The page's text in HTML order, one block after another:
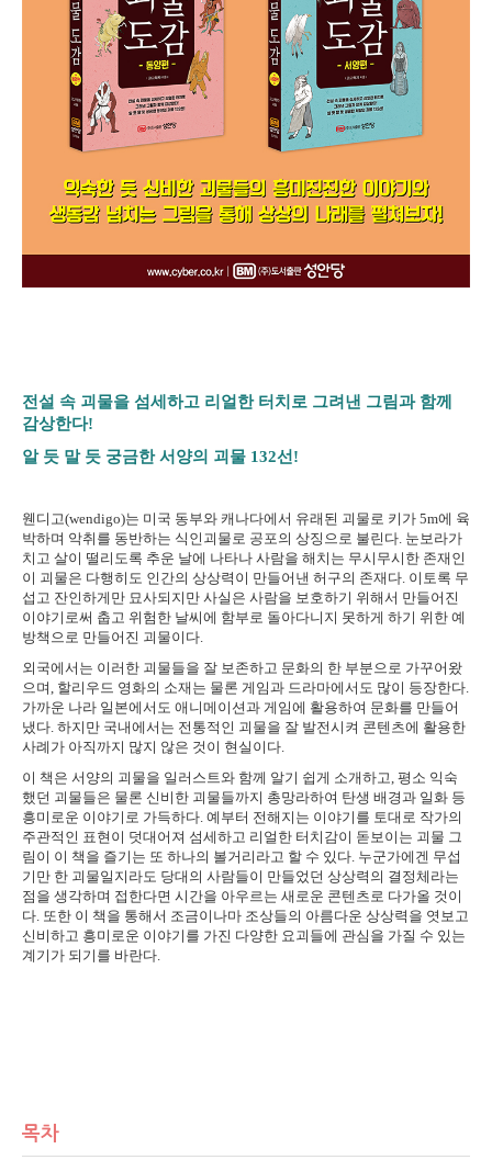
전설 속 괴물을 섬세하고 리얼한 터치로 그려낸 그림과 함께
감상한다!
알 듯 말 듯 궁금한 서양의 괴물 132선!
웬디고(wendigo)는 미국 동부와 캐나다에서 유래된 괴물로 키가 5m에 육
박하며 악취를 동반하는 식인괴물로 공포의 상징으로 불린다. 눈보라가
치고 살이 떨리도록 추운 날에 나타나 사람을 해치는 무시무시한 존재인
이 괴물은 다행히도 인간의 상상력이 만들어낸 허구의 존재다. 이토록 무
섭고 잔인하게만 묘사되지만 사실은 사람을 보호하기 위해서 만들어진
이야기로써 춥고 위험한 날씨에 함부로 돌아다니지 못하게 하기 위한 예
방책으로 만들어진 괴물이다.
외국에서는 이러한 괴물들을 잘 보존하고 문화의 한 부분으로 가꾸어왔
으며, 할리우드 영화의 소재는 물론 게임과 드라마에서도 많이 등장한다.
가까운 나라 일본에서도 애니메이션과 게임에 활용하여 문화를 만들어
냈다. 하지만 국내에서는 전통적인 괴물을 잘 발전시켜 콘텐츠에 활용한
사례가 아직까지 많지 않은 것이 현실이다.
이 책은 서양의 괴물을 일러스트와 함께 알기 쉽게 소개하고, 평소 익숙
했던 괴물들은 물론 신비한 괴물들까지 총망라하여 탄생 배경과 일화 등
흥미로운 이야기로 가득하다. 예부터 전해지는 이야기를 토대로 작가의
주관적인 표현이 덧대어져 섬세하고 리얼한 터치감이 돋보이는 괴물 그
림이 이 책을 즐기는 또 하나의 볼거리라고 할 수 있다. 누군가에겐 무섭
기만 한 괴물일지라도 당대의 사람들이 만들었던 상상력의 결정체라는
점을 생각하며 접한다면 시간을 아우르는 새로운 콘텐츠로 다가올 것이
다. 또한 이 책을 통해서 조금이나마 조상들의 아름다운 상상력을 엿보고
신비하고 흥미로운 이야기를 가진 다양한 요괴들에 관심을 가질 수 있는
계기가 되기를 바란다.
목차